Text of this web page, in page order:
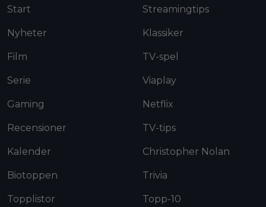
Start
Nyheter
Film
Serie
Gaming
Recensioner
Kalender
Biotoppen
Topplistor
Streamingtips
Klassiker
TV-spel
Viaplay
Netflix
TV-tips
Christopher Nolan
Trivia
Topp-10